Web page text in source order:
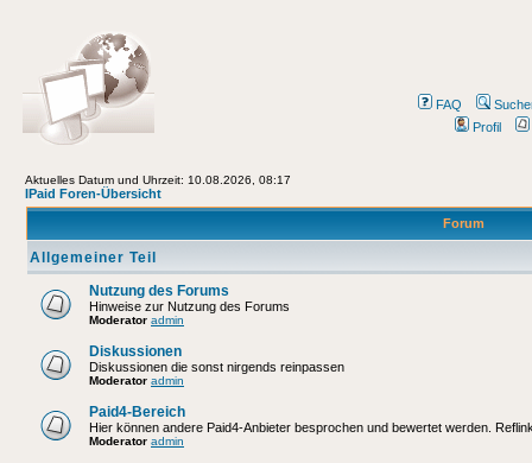
FAQ
Profil
Aktuelles Datum und Uhrzeit: 10.08.2026, 08:17
IPaid Foren-Übersicht
Forum
Allgemeiner Teil
Nutzung des Forums
Hinweise zur Nutzung des Forums
Moderator admin
Diskussionen
Diskussionen die sonst nirgends reinpassen
Moderator admin
Paid4-Bereich
Hier können andere Paid4-Anbieter besprochen und bewertet werden.
Moderator admin